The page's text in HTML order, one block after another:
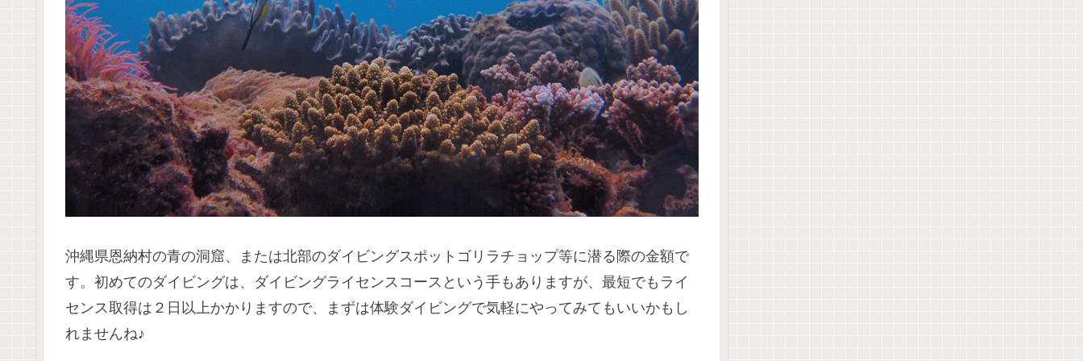
沖縄県恩納村の青の洞窟、または北部のダイビングスポットゴリラチョップ等に潜る際の金額で
す。初めてのダイビングは、ダイビングライセンスコースという手もありますが、最短でもライ
センス取得は２日以上かかりますので、まずは体験ダイビングで気軽にやってみてもいいかもし
れませんね♪